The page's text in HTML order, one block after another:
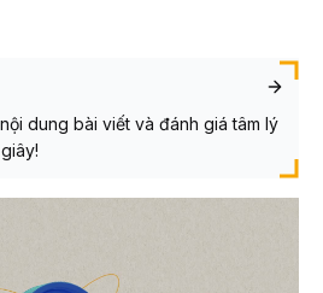
dung bài viết và đánh giá tâm lý